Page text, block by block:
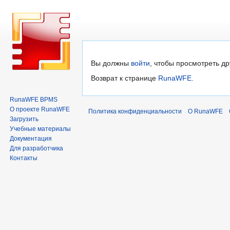
Перейти
к
Перейти
к
Вы должны войти, чтобы просмотреть
Возврат к странице RunaWFE.
RunaWFE BPMS
О проекте RunaWFE
Загрузить
Учебные материалы
Документация
Для разработчика
Контакты
Политика конфиденциальности О RunaWFE